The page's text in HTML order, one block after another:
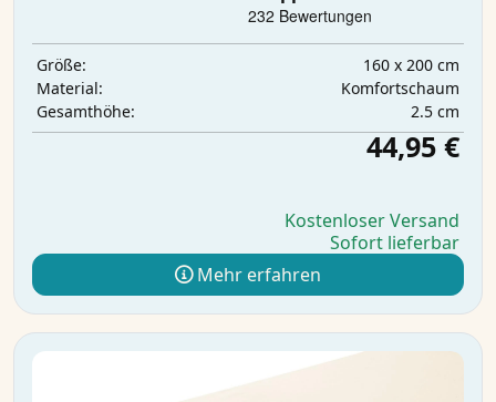
Größe:
160 x 200 cm
Material:
Komfortschaum
Gesamthöhe:
2.5 cm
44,95 €
Kostenloser Versand
Sofort lieferbar
Mehr erfahren